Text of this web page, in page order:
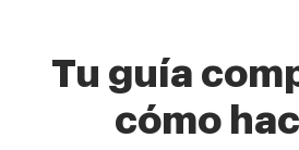
Tu guía
cómo